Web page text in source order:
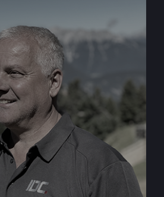
zu Angeboten und
an: